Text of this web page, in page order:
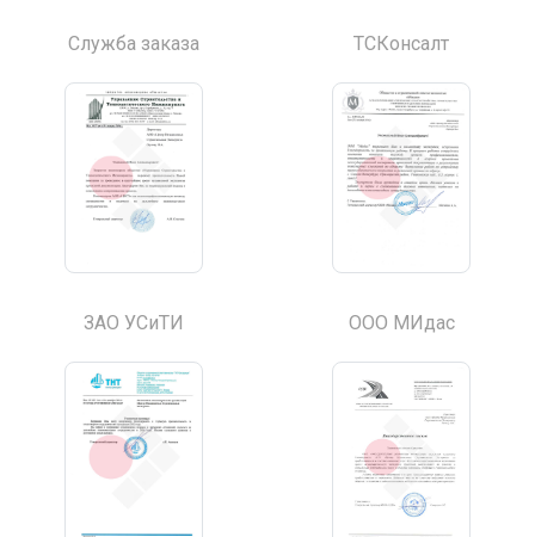
Служба заказа ТСКонсалт
ЗАО УСиТИ ООО МИдас